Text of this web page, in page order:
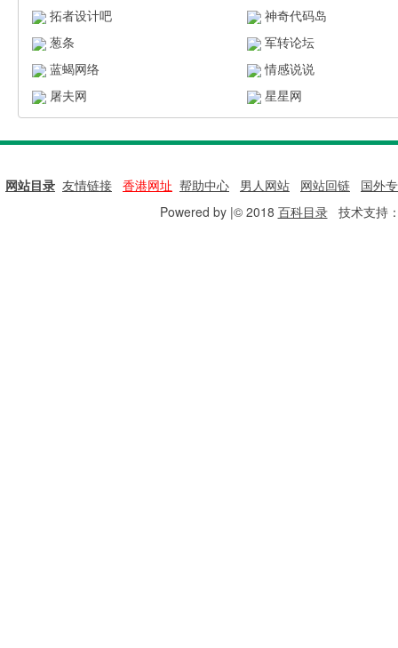
拓者设计吧
神奇代码岛
葱条
军转论坛
蓝蝎网络
情感说说
屠夫网
星星网
网站目录 友情链接 香港网址 帮助中心 男人网站 网站回链
国外
Powered by |© 2018 百科目录技术支持